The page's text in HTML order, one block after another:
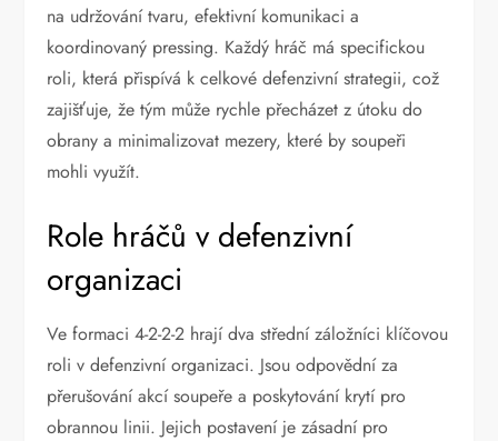
na udržování tvaru, efektivní komunikaci a
koordinovaný pressing. Každý hráč má specifickou
roli, která přispívá k celkové defenzivní strategii, což
zajišťuje, že tým může rychle přecházet z útoku do
obrany a minimalizovat mezery, které by soupeři
mohli využít.
Role hráčů v defenzivní
organizaci
Ve formaci 4-2-2-2 hrají dva střední záložníci klíčovou
roli v defenzivní organizaci. Jsou odpovědní za
přerušování akcí soupeře a poskytování krytí pro
obrannou linii. Jejich postavení je zásadní pro